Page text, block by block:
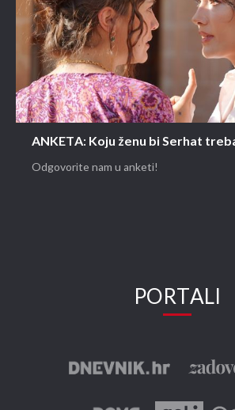
ANKETA: Koju ženu bi Serhat
Odgovorite nam u anketi!
PORTALI